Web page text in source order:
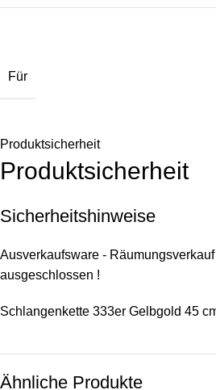
Für
Produktsicherheit
Produktsicherheit
Sicherheitshinweise
Ausverkaufsware -
ausgeschlossen !
Schlangenkette 333er Gelbgold 45
Ähnliche Produkte